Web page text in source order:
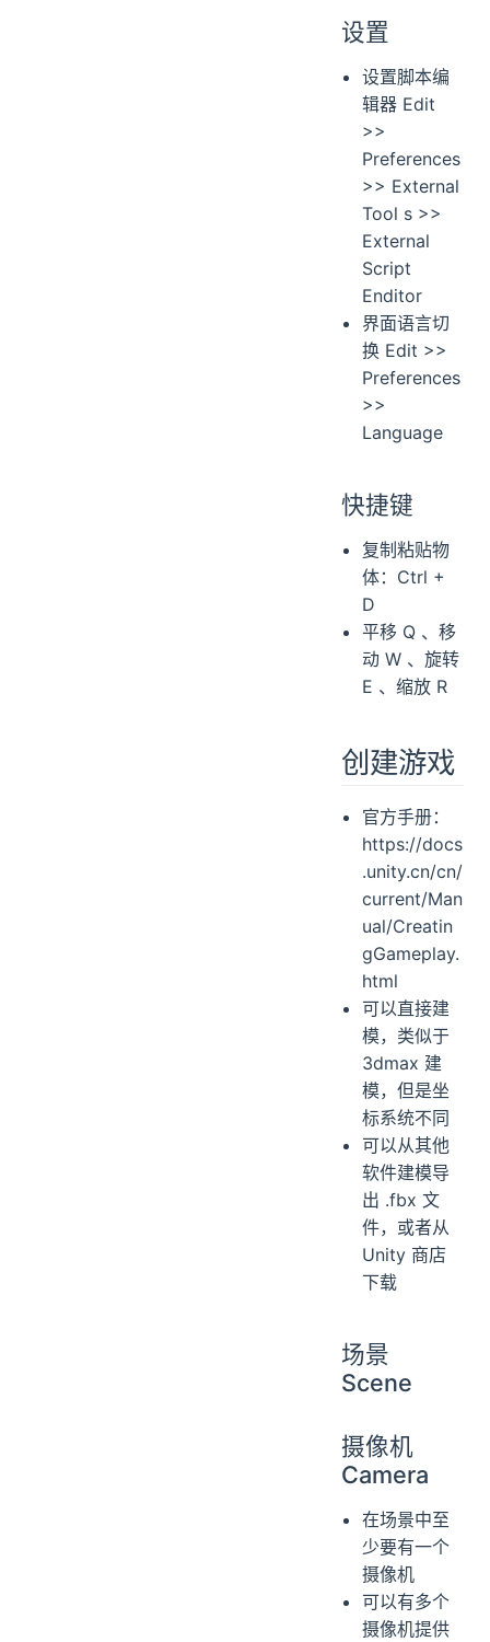
射线检测 Ray
协程 coroutine
C# Job System
概念
基本使用
实例
IJobParallelFor
重要的类
Object
MonoBehaviour
GameObject
Transform
ScriptableObject
Time
Mathf
其他事项
调试与分析
数学可视化
设置
设置脚本编
辑器 Edit
>>
Preferences
>> External
Tool s >>
External
Script
Enditor
界面语言切
换 Edit >>
Preferences
>>
Language
快捷键
复制粘贴物
体：Ctrl +
D
平移 Q 、移
动 W 、旋转
E 、缩放 R
创建游戏
官方手册：
https://docs
.unity.cn/cn/
current/Man
ual/Creatin
gGameplay.
html
可以直接建
模，类似于
3dmax 建
模，但是坐
标系统不同
可以从其他
软件建模导
出 .fbx 文
件，或者从
Unity 商店
下载
场景
Scene
摄像机
Camera
在场景中至
少要有一个
摄像机
可以有多个
摄像机提供